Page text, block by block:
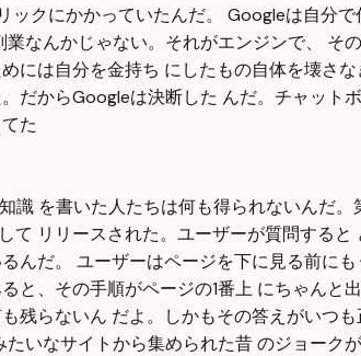
クにかかっていたんだ。 Googleは自分
なんかじゃない。それがエンジンで、 そ
には自分を金持ち にしたもの自体を壊さ
だからGoogleは決断した んだ。チャット
た
識 を書いた人たちは何も得られないんだ
リリースされた。ユーザーが質問する
んだ。 ユーザーはページを下に見る前に
、その手順がページの1番上 にちゃん
残らないん だよ。しかもその答えがいつ
いなサイトから集められた昔 のジョー